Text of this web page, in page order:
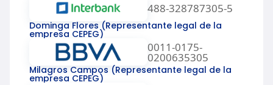
488-328787305-5
Dominga Flores (Representante legal de la
empresa CEPEG)
0011-0175-
0200635305
Milagros Campos (Representante legal de la
empresa CEPEG)